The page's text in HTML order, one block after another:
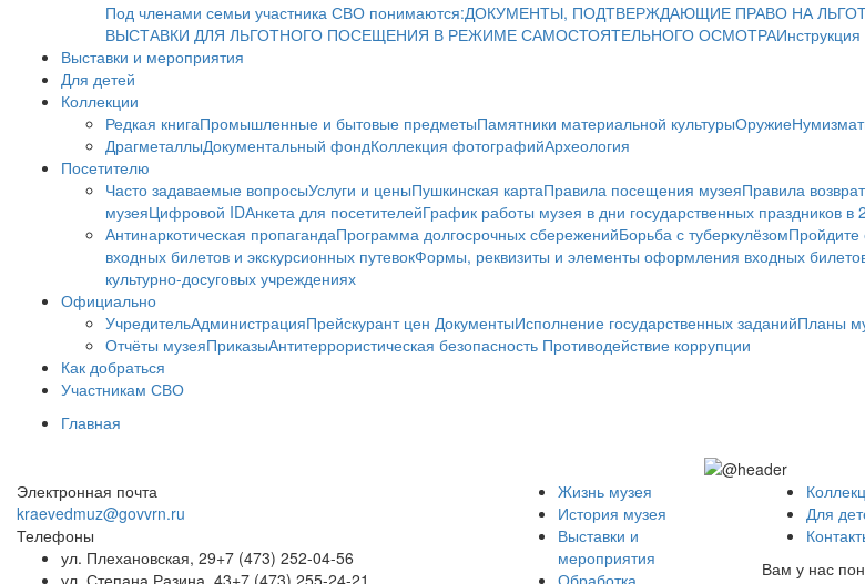
Под членами семьи участника СВО понимаются:ДОКУМЕНТЫ, ПОДТВЕРЖДАЮЩИЕ ПРАВО НА
ВЫСТАВКИ ДЛЯ ЛЬГОТНОГО ПОСЕЩЕНИЯ В РЕЖИМЕ САМОСТОЯТЕЛЬНОГО ОСМОТРА
Выставки и мероприятия
Для детей
Коллекции
Редкая книгаПромышленные и бытовые предметыПамятники материальной культурыОружие
ДрагметаллыДокументальный фондКоллекция фотографийАрхеология
Посетителю
Часто задаваемые вопросыУслуги и ценыПушкинская картаПравила посещения музеяПравила
музеяЦифровой IDАнкета для посетителейГрафик работы музея в дни государственных праздников в
Антинаркотическая пропагандаПрограмма долгосрочных сбереженийБорьба с туберкулёзомПройдите
входных билетов и экскурсионных путевокФормы, реквизиты и элементы оформления входных билетов
культурно-досуговых учреждениях
Официально
УчредительАдминистрацияПрейскурант цен ДокументыИсполнение государственных заданийПланы
Отчёты музеяПриказыАнтитеррористическая безопасность Противодействие коррупции
Как добраться
Участникам СВО
Главная
Электронная почта
kraevedmuz@govvrn.ru
Телефоны
ул. Плехановская, 29+7 (473) 252-04-56
Жизнь музея
История музея
Выставки и
мероприятия
Для
Вам у нас